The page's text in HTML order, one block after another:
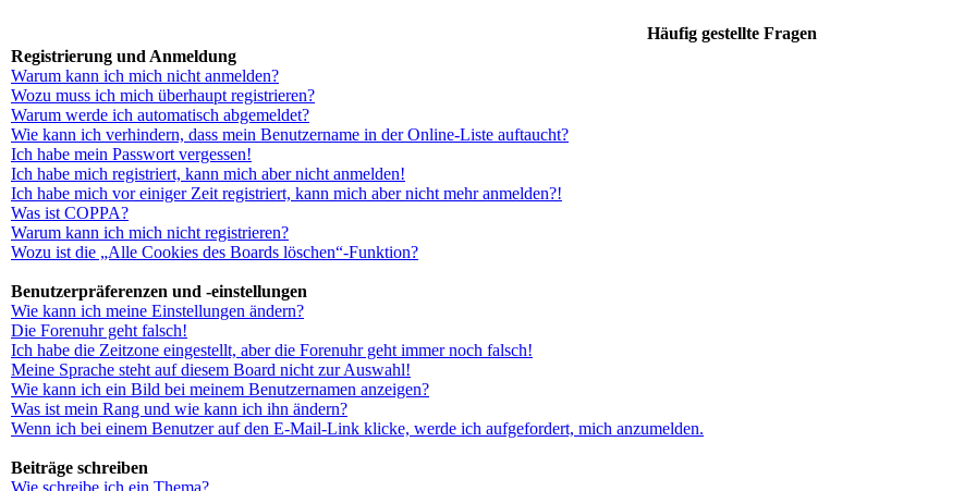
Häufig gestellte Fragen
Registrierung und Anmeldung
Warum kann ich mich nicht anmelden?
Wozu muss ich mich überhaupt registrieren?
Warum werde ich automatisch abgemeldet?
Wie kann ich verhindern, dass mein Benutzername in der Online-Liste auftaucht?
Ich habe mein Passwort vergessen!
Ich habe mich registriert, kann mich aber nicht anmelden!
Ich habe mich vor einiger Zeit registriert, kann mich aber nicht mehr anmelden?!
Was ist COPPA?
Warum kann ich mich nicht registrieren?
Wozu ist die „Alle Cookies des Boards löschen“-Funktion?
Benutzerpräferenzen und -einstellungen
Wie kann ich meine Einstellungen ändern?
Die Forenuhr geht falsch!
Ich habe die Zeitzone eingestellt, aber die Forenuhr geht immer noch falsch!
Meine Sprache steht auf diesem Board nicht zur Auswahl!
Wie kann ich ein Bild bei meinem Benutzernamen anzeigen?
Was ist mein Rang und wie kann ich ihn ändern?
Wenn ich bei einem Benutzer auf den E-Mail-Link klicke, werde ich aufgefordert, mich anzumelden.
Beiträge schreiben
Wie schreibe ich ein Thema?